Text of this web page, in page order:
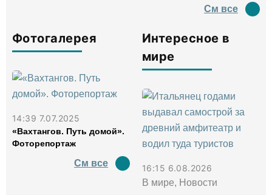
См все
Фотогалерея
14:39 7.07.2025
«Вахтангов. Путь домой».
Фоторепортаж
См все
Интересное в
мире
16:15 6.08.2026
В мире, Новости